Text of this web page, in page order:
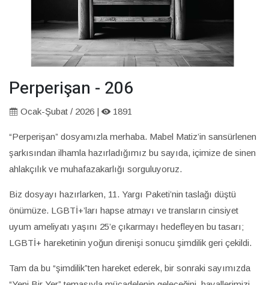
Perperişan - 206
Ocak-Şubat / 2026 | 1891
“Perperişan” dosyamızla merhaba. Mabel Matiz’in sansürlenen
şarkısından ilhamla hazırladığımız bu sayıda, içimize de sinen
ahlakçılık ve muhafazakarlığı sorguluyoruz.
Biz dosyayı hazırlarken, 11. Yargı Paketi’nin taslağı düştü
önümüze. LGBTİ+’ları hapse atmayı ve transların cinsiyet
uyum ameliyatı yaşını 25’e çıkarmayı hedefleyen bu tasarı;
LGBTİ+ hareketinin yoğun direnişi sonucu şimdilik geri çekildi.
Tam da bu “şimdilik”ten hareket ederek, bir sonraki sayımızda